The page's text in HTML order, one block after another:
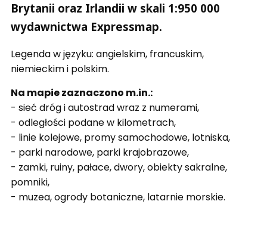
Brytanii oraz Irlandii w skali 1:950 000
wydawnictwa Expressmap.
Legenda w języku: angielskim, francuskim,
niemieckim i polskim.
Na mapie zaznaczono m.in.:
- sieć dróg i autostrad wraz z numerami,
- odległości podane w kilometrach,
- linie kolejowe, promy samochodowe, lotniska,
- parki narodowe, parki krajobrazowe,
- zamki, ruiny, pałace, dwory, obiekty sakralne,
pomniki,
- muzea, ogrody botaniczne, latarnie morskie.